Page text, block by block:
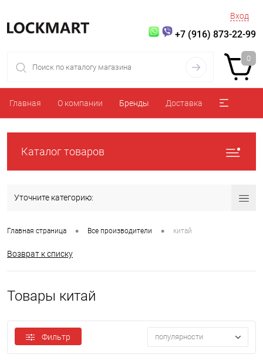
Вход
+7 (916) 873-22-99
0
Главная О компании Бренды Доставка
Каталог товаров
Уточните категорию:
Главная страница • Все производители • китай
Возврат к списку
Товары китай
Фильтр популярности